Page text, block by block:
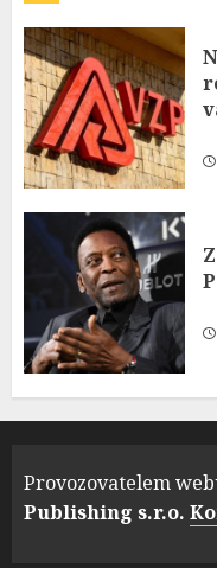
Provozovatelem
Publishing s.r.o.